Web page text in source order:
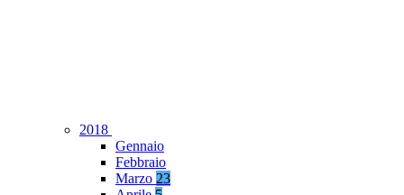
2018
Gennaio
Febbraio
Marzo 23